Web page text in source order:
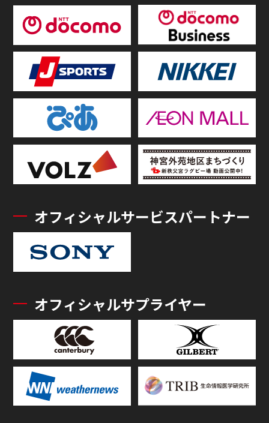
オフィシャルサービスパートナー
オフィシャルサプライヤー